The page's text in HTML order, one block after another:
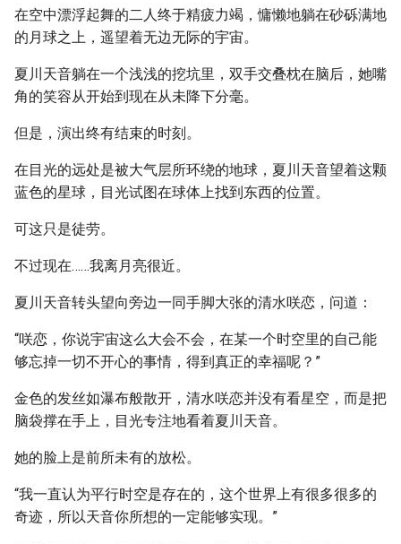
在空中漂浮起舞的二人终于精疲力竭，慵懒地躺在砂砾满地
的月球之上，遥望着无边无际的宇宙。
夏川天音躺在一个浅浅的挖坑里，双手交叠枕在脑后，她嘴
角的笑容从开始到现在从未降下分毫。
但是，演出终有结束的时刻。
在目光的远处是被大气层所环绕的地球，夏川天音望着这颗
蓝色的星球，目光试图在球体上找到东西的位置。
可这只是徒劳。
不过现在……我离月亮很近。
夏川天音转头望向旁边一同手脚大张的清水咲恋，问道：
“咲恋，你说宇宙这么大会不会，在某一个时空里的自己能
够忘掉一切不开心的事情，得到真正的幸福呢？”
金色的发丝如瀑布般散开，清水咲恋并没有看星空，而是把
脑袋撑在手上，目光专注地看着夏川天音。
她的脸上是前所未有的放松。
“我一直认为平行时空是存在的，这个世界上有很多很多的
奇迹，所以天音你所想的一定能够实现。”